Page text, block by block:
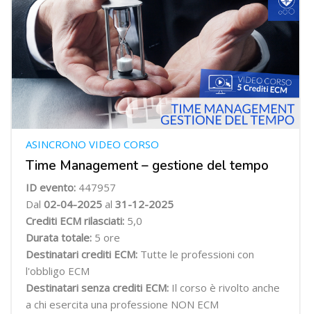
Time Management – gestione del tempo
ASINCRONO VIDEO CORSO
ID evento: 447957
Dal 02-04-2025 al 31-12-2025
Crediti ECM rilasciati: 5,0
Durata totale: 5 ore
Destinatari crediti ECM: Tutte le professioni con
l'obbligo ECM
Destinatari senza crediti ECM: Il corso è rivolto anche
a chi esercita una professione NON ECM